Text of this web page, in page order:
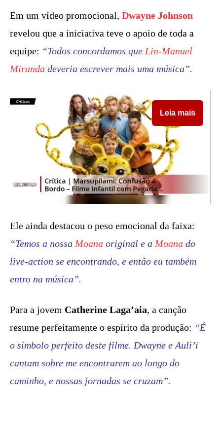
Em um vídeo promocional, Dwayne Johnson
revelou que a iniciativa teve o apoio de toda a
equipe: “Todos concordamos que Lin-Manuel
Miranda deveria escrever mais uma música”.
Leia mais
Ele ainda destacou o peso emocional da faixa:
“Temos a nossa Moana original e a Moana do
live-action se encontrando, e então eu também
entro na música”.
Para a jovem Catherine Laga’aia, a canção
resume perfeitamente o espírito da produção: “É
o símbolo perfeito deste filme. Dwayne e Auli’i
cantam sobre me encontrarem ao longo do
caminho, e nossas jornadas se cruzam”.